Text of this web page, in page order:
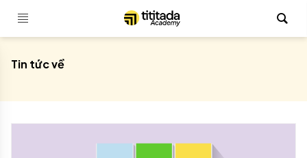
Tin tức về